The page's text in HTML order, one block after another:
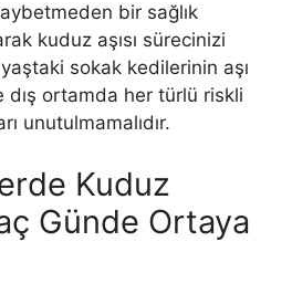
bir sağlık
kuduz aşısı sürecinizi
yaştaki sokak kedilerinin aşı
dış ortamda her türlü riskli
unutulmamalıdır.
Kuduz
Günde Ortaya